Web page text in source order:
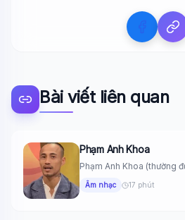
Bài viết liên quan
Phạm Anh Khoa
Phạm Anh Khoa (thường
PAK) là...
Âm nhạc 17 phút